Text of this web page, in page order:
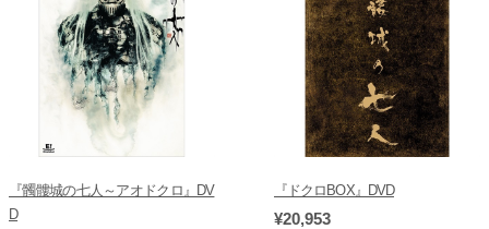
『髑髏城の七人～アオドクロ』DV
D
『ドクロBOX』DVD
¥20,953